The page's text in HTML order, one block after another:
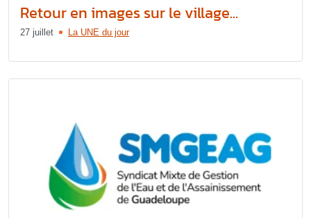
Retour en images sur le village...
27 juillet La UNE du jour